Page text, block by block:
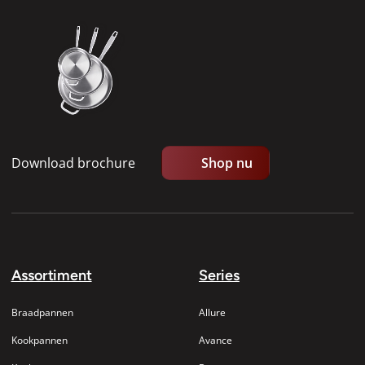
Download brochure Shop nu
Assortiment
Braadpannen
Kookpannen
Series
Allure
Avance